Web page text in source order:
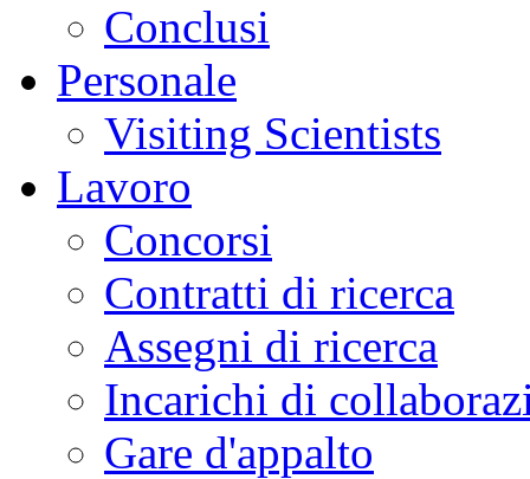
Conclusi
Personale
Visiting Scientists
Lavoro
Concorsi
Contratti di ricerca
Assegni di ricerca
Incarichi di
Gare d'appalto